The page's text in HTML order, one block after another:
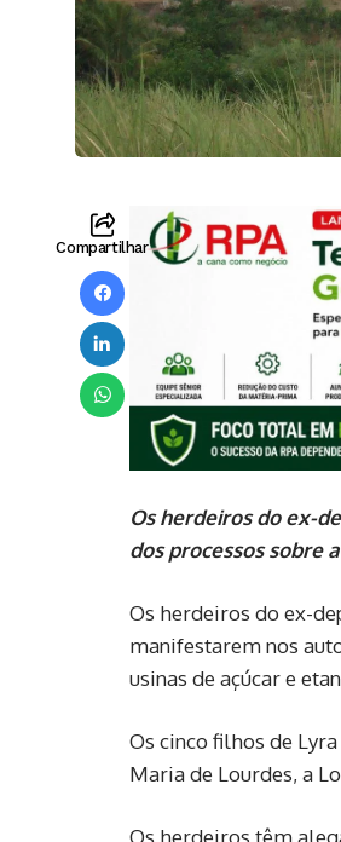
Compartilhar
Os herdeiros do ex-
dos processos sobre
Os herdeiros do ex-
manifestarem nos
usinas de açúcar e
Os cinco filhos de
Maria de Lourdes, a
Os herdeiros têm